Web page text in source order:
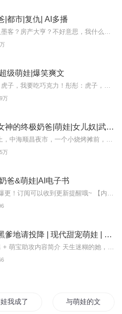
|都市|复仇| AI多播
级萌娃|爆笑爽文
万
【精品多播】女神的终极奶爸|萌娃|女儿奴|武功盖世|惊奇先生|萌娃|奶爸|搞笑
万
爸&萌娃|AI电子书
天才萌宝：腹黑爹地请投降 | 现代甜宠萌娃 | 多人有声剧 | VIP免费收听
我成了女帝之子 与萌娃的文艺生活